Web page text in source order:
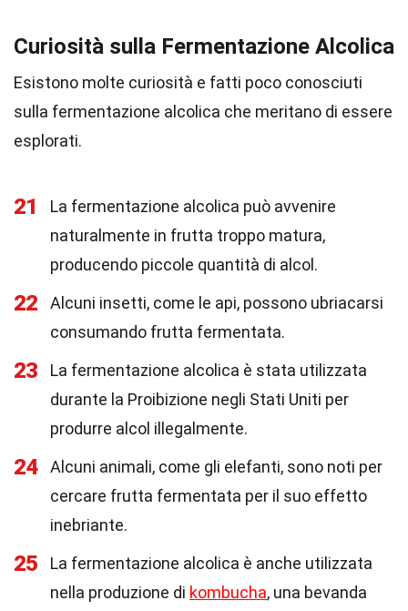
Curiosità sulla Fermentazione Alcolica
Esistono molte curiosità e fatti poco conosciuti
sulla fermentazione alcolica che meritano di essere
esplorati.
21
La fermentazione alcolica può avvenire
naturalmente in frutta troppo matura,
producendo piccole quantità di alcol.
22
Alcuni insetti, come le api, possono ubriacarsi
consumando frutta fermentata.
23
La fermentazione alcolica è stata utilizzata
durante la Proibizione negli Stati Uniti per
produrre alcol illegalmente.
24
Alcuni animali, come gli elefanti, sono noti per
cercare frutta fermentata per il suo effetto
inebriante.
25
La fermentazione alcolica è anche utilizzata
nella produzione di kombucha, una bevanda